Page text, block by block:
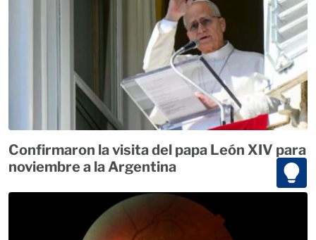
Confirmaron la visita del papa León XIV para
noviembre a la Argentina